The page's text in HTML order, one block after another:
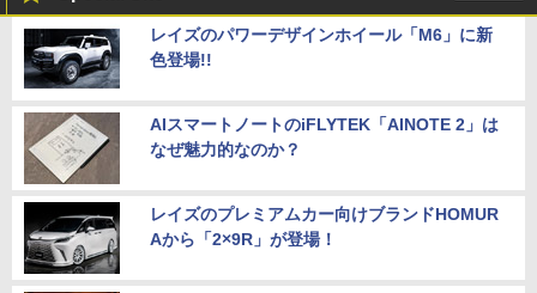
レイズのパワーデザインホイール「M6」に新
色登場!!
AIスマートノートのiFLYTEK「AINOTE 2」は
なぜ魅力的なのか？
レイズのプレミアムカー向けブランドHOMUR
Aから「2×9R」が登場！